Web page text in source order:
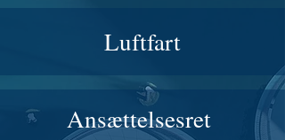
Luftfart
Ansættelsesret